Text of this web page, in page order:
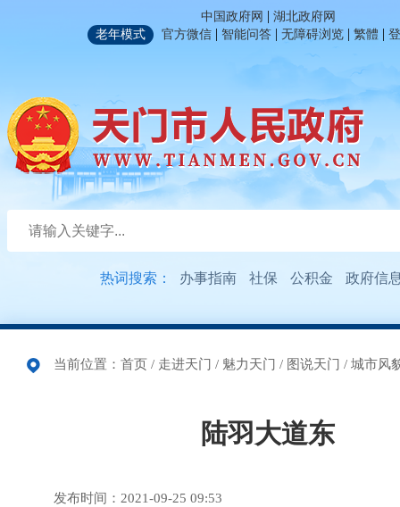
中国政府网 | 湖北政府网
老年模式
官方微信 | 智能问答 | 无障碍浏览 | 繁體 |
热词搜索： 办事指南 社保 公积金 政府信
当前位置： 首页 / 走进天门 / 魅力天门 / 图说天门 / 城市风
陆羽大道东
发布时间：2021-09-25 09:53